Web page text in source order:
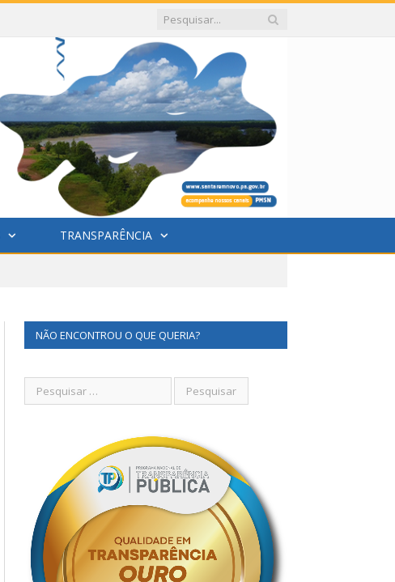
TRANSPARÊNCIA
NÃO ENCONTROU O QUE QUERIA?